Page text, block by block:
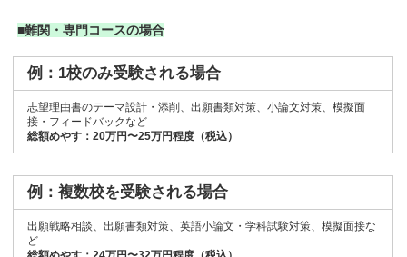
■難関・専門コースの場合
例：1校のみ受験される場合
志望理由書のテーマ設計・添削、出願書類対策、小論文対策、模擬面
接・フィードバックなど
総額めやす：20万円〜25万円程度（税込）
例：複数校を受験される場合
出願戦略相談、出願書類対策、英語小論文・学科試験対策、模擬面接な
ど